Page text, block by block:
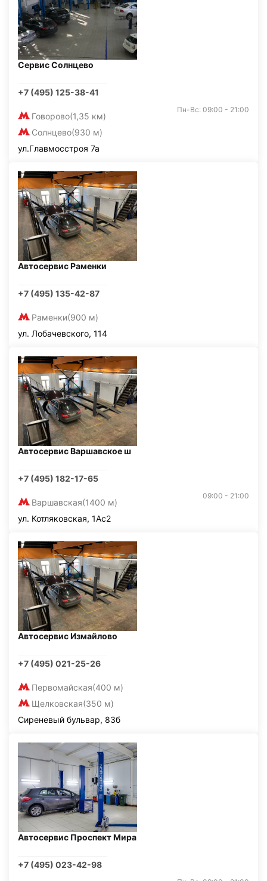
Сервис Солнцево
+7 (495) 125-38-41
Говорово(1,35 км)
Солнцево(930 м)
Пн-Вс: 09:00 - 21:00
ул.Главмосстроя 7а
Автосервис Раменки
+7 (495) 135-42-87
Раменки(900 м)
ул. Лобачевского, 114
Автосервис Варшавское ш
+7 (495) 182-17-65
Варшавская(1400 м)
09:00 - 21:00
ул. Котляковская, 1Ас2
Автосервис Измайлово
+7 (495) 021-25-26
Первомайская(400 м)
Щелковская(350 м)
Сиреневый бульвар, 83б
Автосервис Проспект Мира
+7 (495) 023-42-98